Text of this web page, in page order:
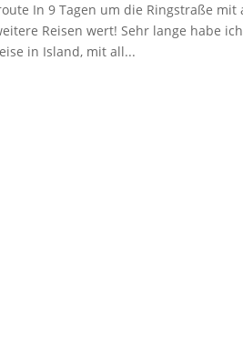
In 9 Tagen um die Ringstraße
Reisen wert! Sehr lange habe
in Island, mit all...